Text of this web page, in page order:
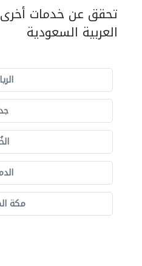
تحقق عن خدمات
العربية السعودية
مكة